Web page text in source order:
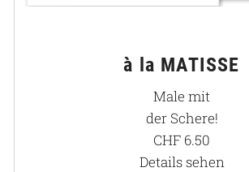
à la MATISSE
Male mit
der Schere!
CHF 6.50
Details sehen